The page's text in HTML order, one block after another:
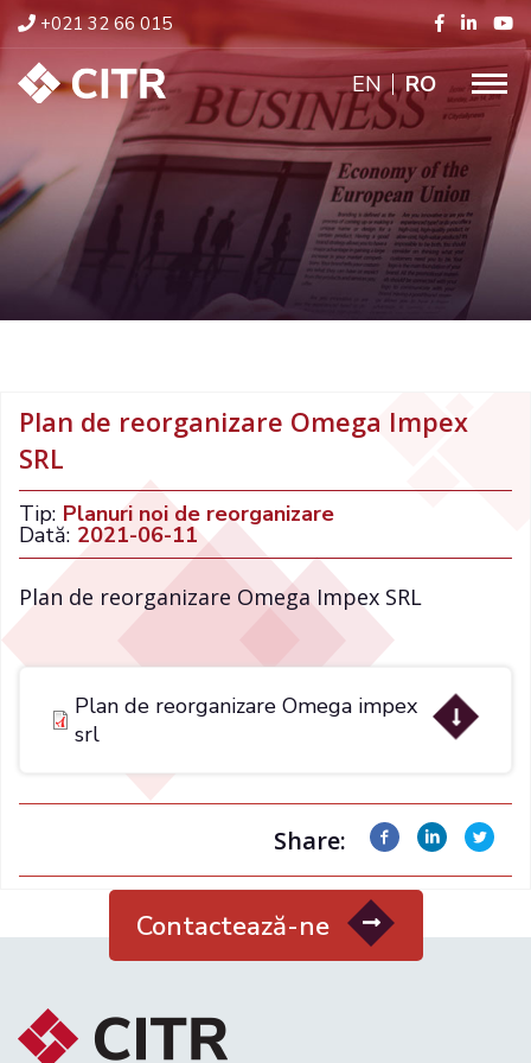
+021 32 66 015
ENGLISH
RO
Plan de reorganizare Omega Impex
SRL
Tip: Planuri noi de reorganizare
Dată: 2021-06-11
Plan de reorganizare Omega Impex SRL
Plan de reorganizare Omega impex
srl
Share:
Contactează-ne